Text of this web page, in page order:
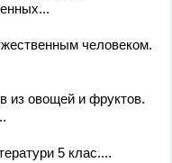
человеком.
из овощей и фруктов.
5 клас....